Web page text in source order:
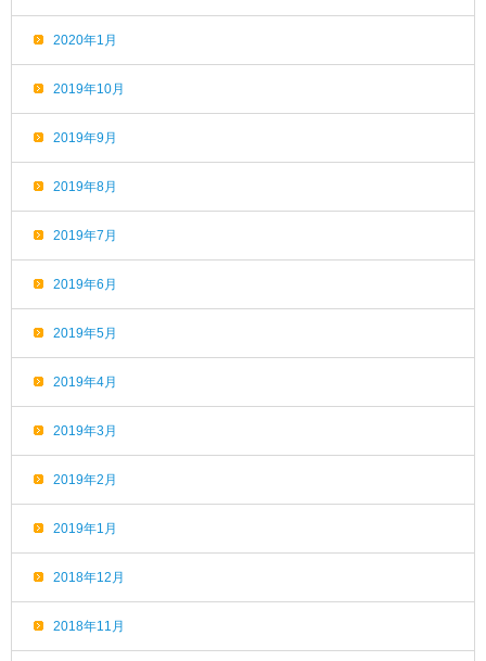
2020年1月
2019年10月
2019年9月
2019年8月
2019年7月
2019年6月
2019年5月
2019年4月
2019年3月
2019年2月
2019年1月
2018年12月
2018年11月